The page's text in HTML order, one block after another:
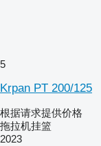
5
Krpan PT 200/125
根据请求提供价格
拖拉机挂篮
2023